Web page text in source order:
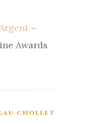
–
Awards
CHOLLET